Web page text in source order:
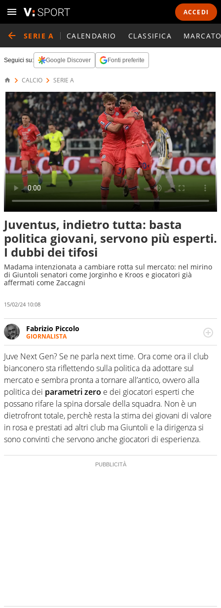
ACCEDI
SERIE A CALENDARIO CLASSIFICA
Seguici su: Google Discover Fonti preferite
CALCIO SERIE A
Juventus, indietro tutta: basta
politica giovani, servono più esperti.
I dubbi dei tifosi
Madama intenzionata a cambiare rotta sul mercato: nel mirino
di Giuntoli senatori come Jorginho e Kroos e giocatori già
affermati come Zaccagni
15/02/24 10:08
Fabrizio Piccolo
GIORNALISTA
Nella sua carriera ha seguito numerose manifestazioni
sportive e collaborato con agenzie e testate. Esperienza,
competenza, conoscenza e memoria storica. Si occupa
prevalentemente di calcio
Juve Next Gen? Se ne parla next time. Ora come ora il club
bianconero sta riflettendo sulla politica da adottare sul
mercato e sembra pronta a tornare all’antico, ovvero alla
politica dei parametri zero e dei giocatori esperti che
possano rifare la spina dorsale della squadra. Non è un
dietrofront totale, perchè resta la stima dei giovani di valore
in rosa e prestati ad altri club ma Giuntoli e la dirigenza si
sono convinti che servono anche giocatori di esperienza.